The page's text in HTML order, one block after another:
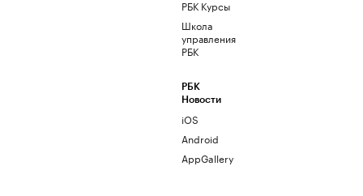
РБК Курсы
Школа
управления
РБК
РБК
Новости
iOS
Android
AppGallery